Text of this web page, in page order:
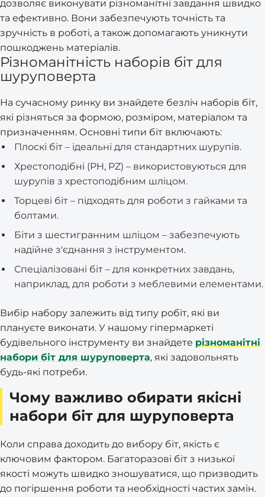
дозволяє виконувати різноманітні завдання швидко
та ефективно. Вони забезпечують точність та
зручність в роботі, а також допомагають уникнути
пошкоджень матеріалів.
Різноманітність наборів біт для
шуруповерта
На сучасному ринку ви знайдете безліч наборів біт,
які різняться за формою, розміром, матеріалом та
призначенням. Основні типи біт включають:
Плоскі біт – ідеальні для стандартних шурупів.
Хрестоподібні (PH, PZ) – використовуються для
шурупів з хрестоподібним шліцом.
Торцеві біт – підходять для роботи з гайками та
болтами.
Біти з шестигранним шліцом – забезпечують
надійне з'єднання з інструментом.
Спеціалізовані біт – для конкретних завдань,
наприклад, для роботи з меблевими елементами.
Вибір набору залежить від типу робіт, які ви
плануєте виконати. У нашому гіпермаркеті
будівельного інструменту ви знайдете різноманітні
набори біт для шуруповерта, які задовольнять
будь-які потреби.
Чому важливо обирати якісні
набори біт для шуруповерта
Коли справа доходить до вибору біт, якість є
ключовим фактором. Багаторазові біт з низької
якості можуть швидко зношуватися, що призводить
до погіршення роботи та необхідності частих замін.